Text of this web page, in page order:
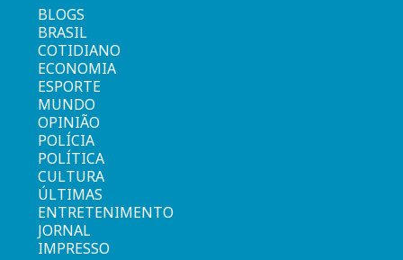
BLOGS
BRASIL
COTIDIANO
ECONOMIA
ESPORTE
MUNDO
OPINIÃO
POLÍCIA
POLÍTICA
CULTURA
ÚLTIMAS
ENTRETENIMENTO
JORNAL
IMPRESSO